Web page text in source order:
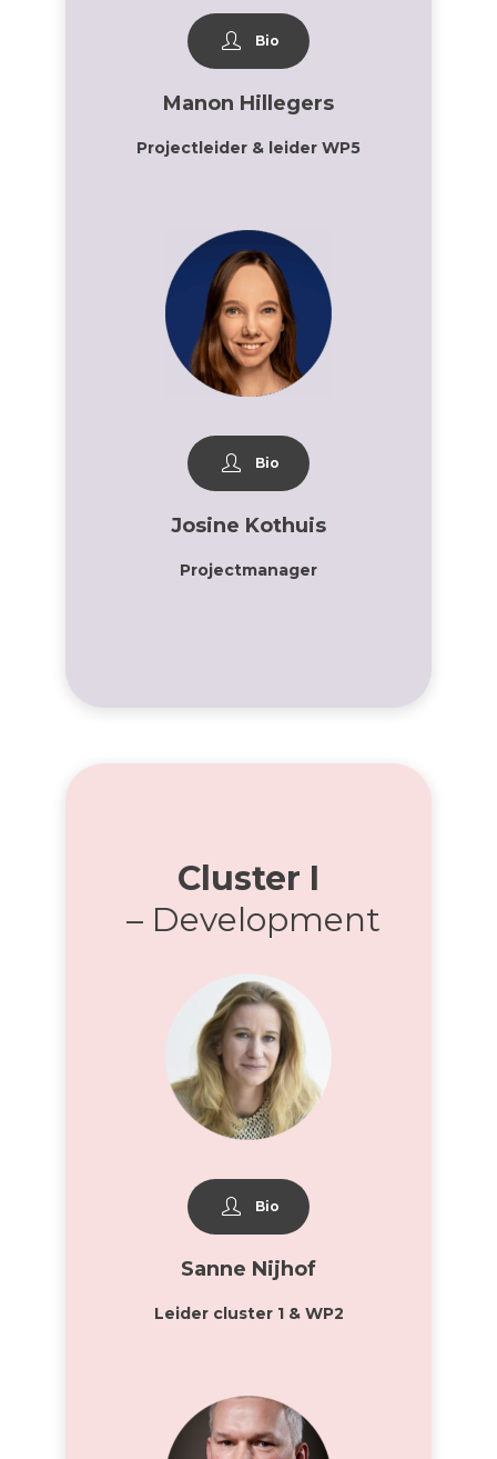
Bio
Manon Hillegers
Projectleider & leider WP5
Bio
Josine Kothuis
Projectmanager
Cluster I
– Development
Bio
Sanne Nijhof
Leider cluster 1 & WP2